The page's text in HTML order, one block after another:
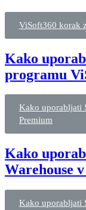
ViSoft360 korak
Kako
programu
Kako uporabljati
Premium
Kako
Warehouse
Kako uporabljati